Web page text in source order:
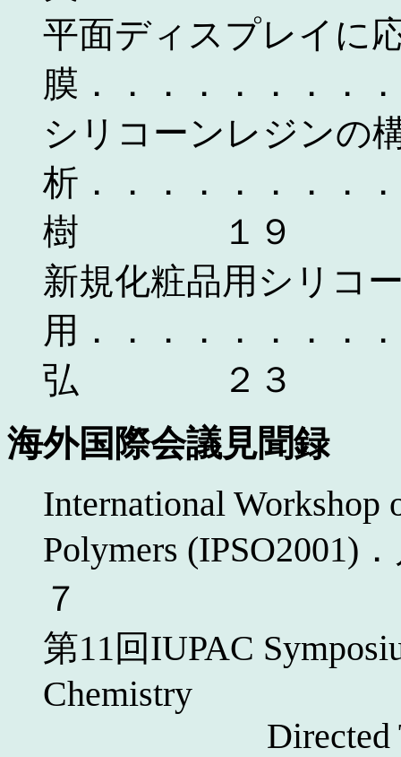
平面ディスプレイに
膜．．．．．．
シリコーンレジンの
析．．．．．．．．
樹 １９
新規化粧品用シリコ
用．．．．．．．．
弘 ２３
海外国際会議見聞録
International Workshop
Polymers
７
第11回IUPAC
Chemistry
Directed